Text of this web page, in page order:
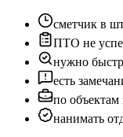
сметчик в
ПТО не
нужно
есть
по
нанимать